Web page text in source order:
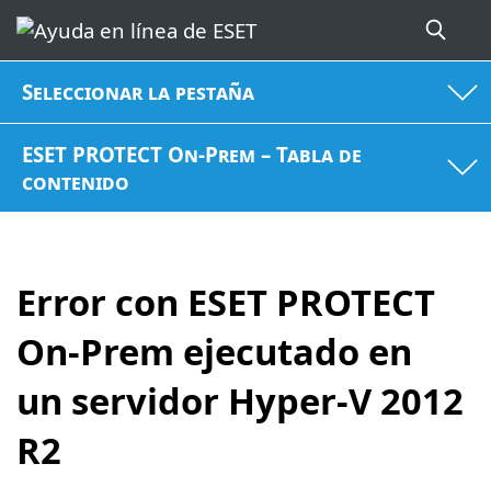
Seleccionar la pestaña
ESET PROTECT On-Prem – Tabla de
contenido
Error con ESET PROTECT
On-Prem ejecutado en
un servidor Hyper-V 2012
R2